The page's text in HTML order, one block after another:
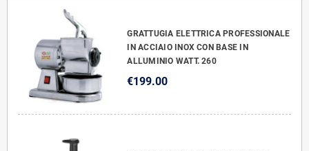
GRATTUGIA ELETTRICA PROFESSIONALE
IN ACCIAIO INOX CON BASE IN
ALLUMINIO WATT. 260
€199.00